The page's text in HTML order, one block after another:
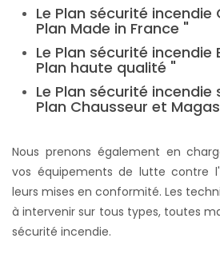
Le Plan sécurité incendie
Plan Made in France "
Le Plan sécurité incendie
Plan haute qualité "
Le Plan sécurité incendie
Plan Chausseur et
Nous prenons également en
vos équipements de lutte contre
leurs mises en conformité. Les
à intervenir sur tous types, toutes
sécurité incendie.